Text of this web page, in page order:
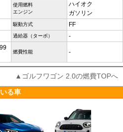
使用燃料
エンジン
ハイオク
ガソリン
駆動方式 FF
過給器（ターボ） -
燃費性能 -
▲ゴルフワゴン 2.0の燃費TOPへ
る車